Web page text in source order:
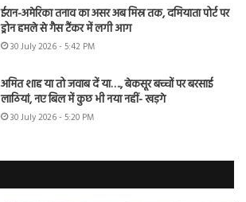
ईरान-अमेरिका तनाव का असर अब मिस्र तक, दमियाता पोर्ट पर
ड्रोन हमले से गैस टैंकर में लगी आग
30 July 2026 - 5:42 PM
अमित शाह या तो जवाब दें या…., बेकसूर बच्चों पर बरसाई
लाठियां, नए बिल में कुछ भी नया नहीं- खड़गे
30 July 2026 - 5:20 PM